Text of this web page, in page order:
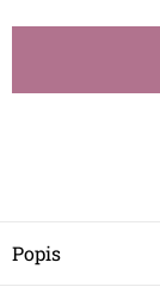
cena:
Popis